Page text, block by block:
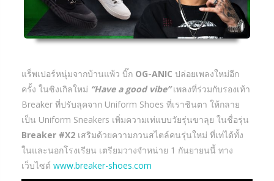
แร็พเปอร์หนุ่มจากบ้านแพ้ว บิ๊ก OG-ANIC ปล่อยเพลงใหม่อีก
ครั้ง ในซิงเกิลใหม่ “Have a good vibe”เพลงที่ร่วมกับรองเท้า
Breaker ที่ปรับลุคจาก Uniform Shoes ที่เราชินตา ให้กลาย
เป็น Uniform Sneakers เพิ่มความเท่แบบวัยรุ่นขาลุย ในชื่อรุ่น
Breaker #X2 เสริมด้วยความกวนสไตล์คนรุ่นใหม่ ที่เท่ได้ทั้ง
ในและนอกโรงเรียน เตรียมวางจำหน่าย 1 กันยายนนี้ ทาง
เว็บไซต์ www.breaker-shoes.com